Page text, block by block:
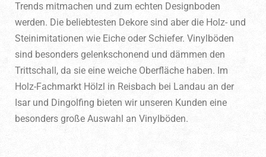
Trends mitmachen und zum echten Designboden
werden. Die beliebtesten Dekore sind aber die Holz- und
Steinimitationen wie Eiche oder Schiefer. Vinylböden
sind besonders gelenkschonend und dämmen den
Trittschall, da sie eine weiche Oberfläche haben. Im
Holz-Fachmarkt Hölzl in Reisbach bei Landau an der
Isar und Dingolfing bieten wir unseren Kunden eine
besonders große Auswahl an Vinylböden.